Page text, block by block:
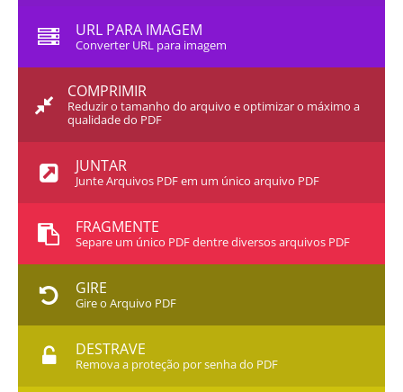
URL PARA IMAGEM
Converter URL para imagem
COMPRIMIR
Reduzir o tamanho do arquivo e optimizar o máximo a
qualidade do PDF
JUNTAR
Junte Arquivos PDF em um único arquivo PDF
FRAGMENTE
Separe um único PDF dentre diversos arquivos PDF
GIRE
Gire o Arquivo PDF
DESTRAVE
Remova a proteção por senha do PDF